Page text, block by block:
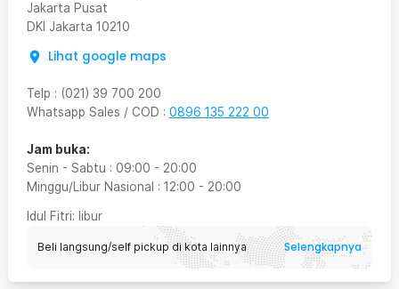
Jakarta Pusat
DKI Jakarta 10210
Lihat google maps
Telp : (021) 39 700 200
Whatsapp Sales / COD : 0896 135 222 00
Jam buka:
Senin - Sabtu : 09:00 - 20:00
Minggu/Libur Nasional : 12:00 - 20:00
Idul Fitri: libur
Beli langsung/self pickup di kota lainnya Selengkapnya